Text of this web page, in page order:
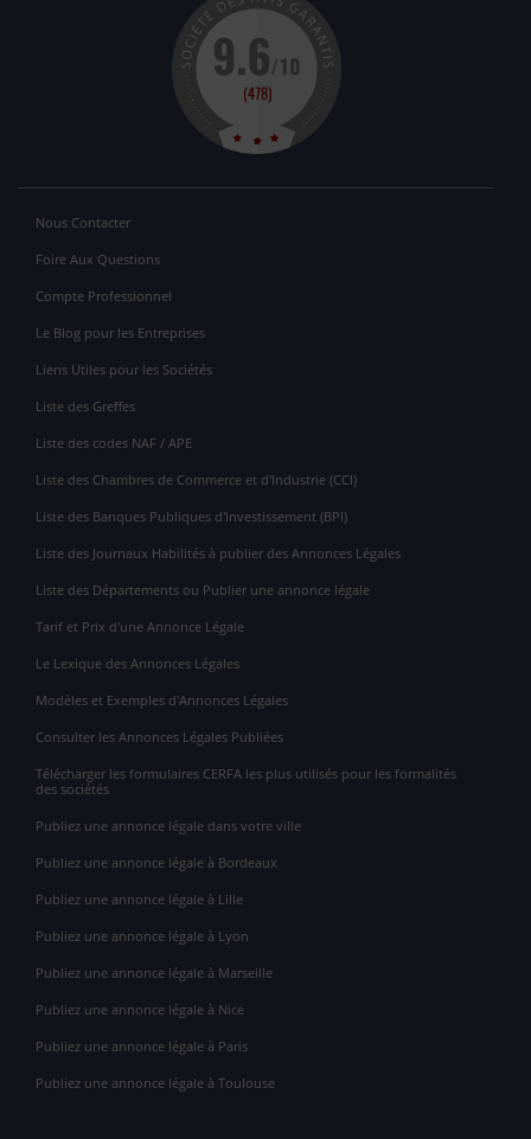
Nous Contacter
Foire Aux Questions
Compte Professionnel
Le Blog pour les Entreprises
Liens Utiles pour les Sociétés
Liste des Greffes
Liste des codes NAF / APE
Liste des Chambres de Commerce et d'Industrie (CCI)
Liste des Banques Publiques d'Investissement (BPI)
Liste des Journaux Habilités à publier des Annonces Légales
Liste des Départements ou Publier une annonce légale
Tarif et Prix d'une Annonce Légale
Le Lexique des Annonces Légales
Modèles et Exemples d'Annonces Légales
Consulter les Annonces Légales Publiées
Télécharger les formulaires CERFA les plus utilisés pour les formalités
des sociétés
Publiez une annonce légale dans votre ville
Publiez une annonce légale à Bordeaux
Publiez une annonce légale à Lille
Publiez une annonce légale à Lyon
Publiez une annonce légale à Marseille
Publiez une annonce légale à Nice
Publiez une annonce légale à Paris
Publiez une annonce légale à Toulouse